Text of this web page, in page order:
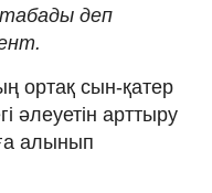
деп
ортақ сын-қатер
әлеуетін арттыру
алынып